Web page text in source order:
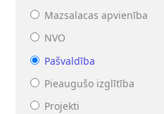
Mazsalacas apvienība
NVO
Pašvaldība
Pieaugušo izglītība
Projekti